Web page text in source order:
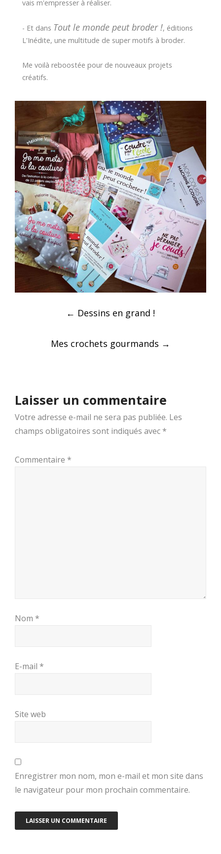
vais m'empresser à réaliser.
- Et dans Tout le monde peut broder !, éditions
L'Inédite, une multitude de super motifs à broder.
Me voilà reboostée pour de nouveaux projets
créatifs.
← Dessins en grand !
Mes crochets gourmands →
Laisser un commentaire
Votre adresse e-mail ne sera pas publiée. Les
champs obligatoires sont indiqués avec *
Commentaire *
Nom *
E-mail *
Site web
Enregistrer mon nom, mon e-mail et mon site dans
le navigateur pour mon prochain commentaire.